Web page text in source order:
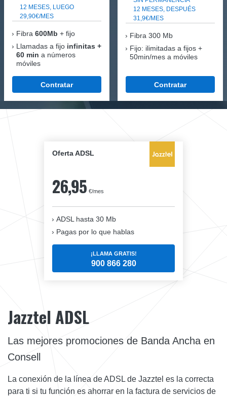
12 MESES, LUEGO
29,90€/MES
Fibra 600Mb + fijo
Llamadas a fijo infinitas +
60 min a números
móviles
Contratar
12 MESES, DESPUÉS
31,9€/MES
Fibra 300 Mb
Fijo: ilimitadas a fijos +
50min/mes a móviles
Contratar
Oferta ADSL
26,95 €/mes
ADSL hasta 30 Mb
Pagas por lo que hablas
¡LLAMA GRATIS!
900 866 280
Jazztel ADSL
Las mejores promociones de Banda Ancha en
Consell
La conexión de la línea de ADSL de Jazztel es la correcta
para ti si tu función es ahorrar en la factura de servicios de